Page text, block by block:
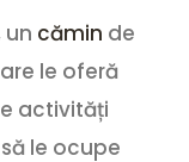
cămin de
le oferă
activități
le ocupe